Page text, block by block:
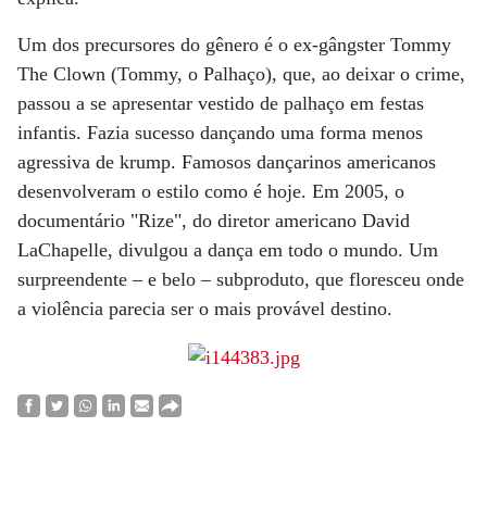
Um dos precursores do gênero é o ex-gângster Tommy
The Clown (Tommy, o Palhaço), que, ao deixar o crime,
passou a se apresentar vestido de palhaço em festas
infantis. Fazia sucesso dançando uma forma menos
agressiva de krump. Famosos dançarinos americanos
desenvolveram o estilo como é hoje. Em 2005, o
documentário "Rize", do diretor americano David
LaChapelle, divulgou a dança em todo o mundo. Um
surpreendente – e belo – subproduto, que floresceu onde
a violência parecia ser o mais provável destino.